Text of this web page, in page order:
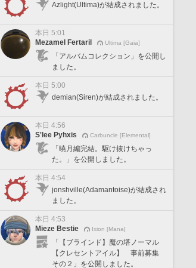
Azlight(Ultima)が結成されました。
本日 5:01
Mezamel Fertaril
Ultima [Gaia]
「アルバムコレクション」を公開し
ました。
本日 5:00
demian(Siren)が結成されました。
本日 4:56
S'lee Pyhxis
Carbuncle [Elemental]
「暁月編完結。駆け抜けちゃっ
た。」を公開しました。
本日 4:54
jonshville(Adamantoise)が結成され
ました。
本日 4:53
Mieze Bestie
Ixion [Mana]
「【ブラインド】魔の塔ノーマル
【クレセントアイル】 事前募集
その２」を公開しました。